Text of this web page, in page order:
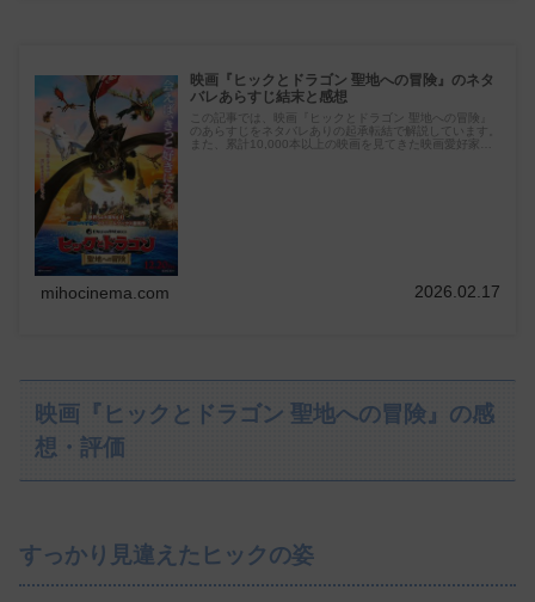
映画『ヒックとドラゴン 聖地への冒険』のネタ
バレあらすじ結末と感想
この記事では、映画『ヒックとドラゴン 聖地への冒険』
のあらすじをネタバレありの起承転結で解説しています。
また、累計10,000本以上の映画を見てきた映画愛好家
mihocinema.com 2026.02.17
映画『ヒックとドラゴン 聖地への冒険』の感
想・評価
すっかり見違えたヒックの姿